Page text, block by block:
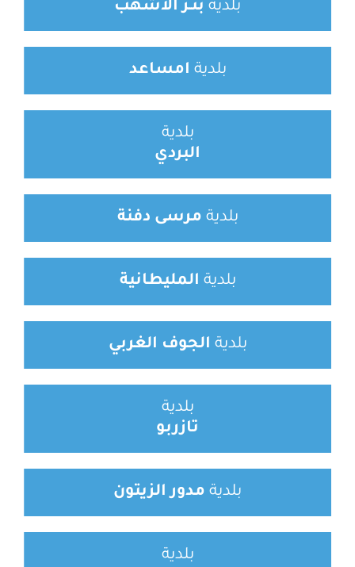
بلدية بئـر الأشهب
بلدية امساعد
بلدية
البردي
بلدية مرسى دفنة
بلدية المليطانية
بلدية الجوف الغربي
بلدية
تازربو
بلدية مدور الزيتون
بلدية